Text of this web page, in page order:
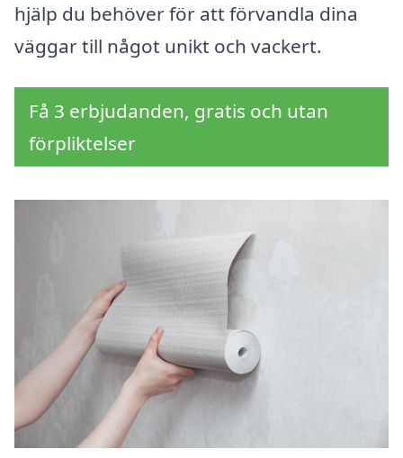
hjälp du behöver för att förvandla dina
väggar till något unikt och vackert.
Få 3 erbjudanden, gratis och utan
förpliktelser